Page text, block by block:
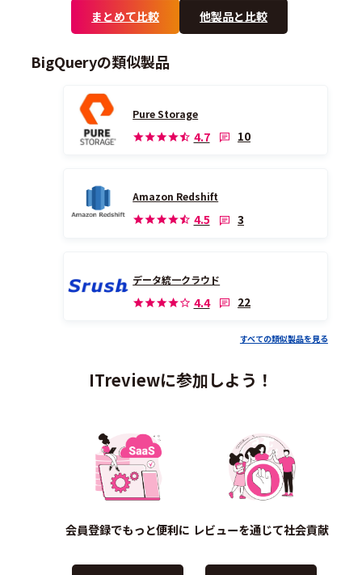
まとめて比較 他製品と比較
BigQueryの類似製品
Pure Storage
4.7 10
Amazon Redshift
4.5 3
データ統一クラウド
4.4 22
すべての類似製品を見る
ITreviewに参加しよう！
会員登録でもっと便利に レビューを通じて社会貢献